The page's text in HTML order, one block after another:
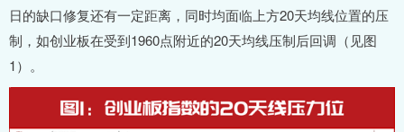
日的缺口修复还有一定距离，同时均面临上方20天均线位置的压
制，如创业板在受到1960点附近的20天均线压制后回调（见图
1）。